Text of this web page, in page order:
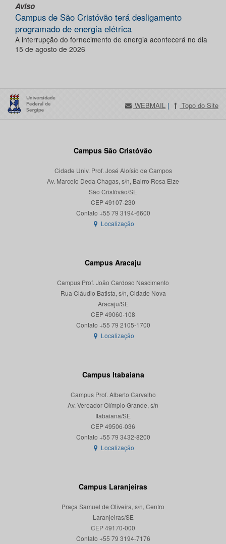
Aviso
Campus de São Cristóvão terá desligamento
programado de energia elétrica
A interrupção do fornecimento de energia acontecerá no dia
15 de agosto de 2026
WEBMAIL | Topo do Site
Campus São Cristóvão
Cidade Univ. Prof. José Aloísio de Campos
Av. Marcelo Deda Chagas, s/n, Bairro Rosa Elze
São Cristóvão/SE
CEP 49107-230
Localização
Campus Aracaju
Campus Prof. João Cardoso Nascimento
Rua Cláudio Batista, s/n, Cidade Nova
Aracaju/SE
CEP 49060-108
Localização
Campus Itabaiana
Campus Prof. Alberto Carvalho
Av. Vereador Olímpio Grande, s/n
Itabaiana/SE
CEP 49506-036
Localização
Campus Laranjeiras
Praça Samuel de Oliveira, s/n, Centro
Laranjeiras/SE
CEP 49170-000